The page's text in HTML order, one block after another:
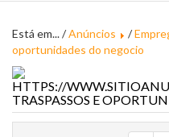
Está em... /Anúncios /
oportunidades do negocio
TRASPASSOS E